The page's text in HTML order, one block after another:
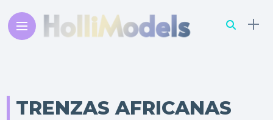
TRENZAS AFRICANAS